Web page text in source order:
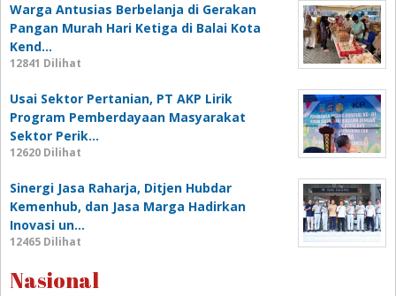
Warga Antusias Berbelanja di Gerakan
Pangan Murah Hari Ketiga di Balai Kota
Kend…
12841 Dilihat
Usai Sektor Pertanian, PT AKP Lirik
Program Pemberdayaan Masyarakat
Sektor Perik…
12620 Dilihat
Sinergi Jasa Raharja, Ditjen Hubdar
Kemenhub, dan Jasa Marga Hadirkan
Inovasi un…
12465 Dilihat
Nasional